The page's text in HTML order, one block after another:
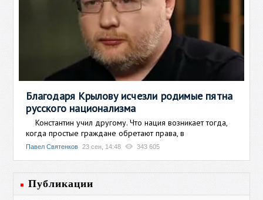
Благодаря Крылову исчезли родимые пятна
русского национализма
Константин учил другому. Что нация возникает тогда,
когда простые граждане обретают права, в
Павел Святенков 23 сен, 14:48 343 605
Публикации